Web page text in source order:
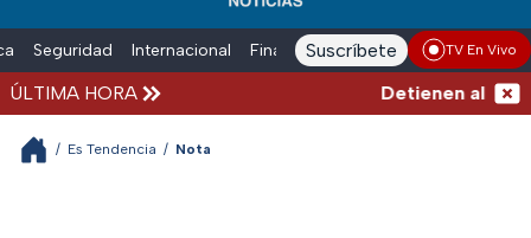
Seguridad Internacional Finanzas adn Noticias Radio
Suscríbete TV En Vivo
ÚLTIMA HORA Detienen al
/ Es Tendencia / Nota